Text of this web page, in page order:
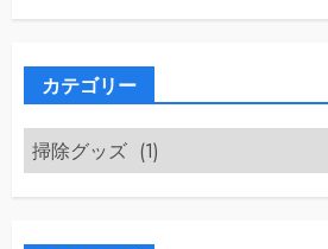
カテゴリー
カ
テ
ゴ